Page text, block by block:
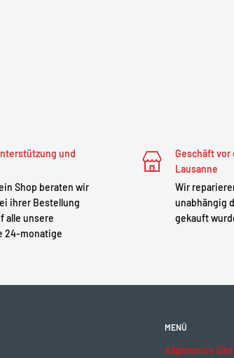
und
Shop beraten wir
ihrer Bestellung
alle unsere
24-monatige
Geschäft vor
Lausanne
Wir
unabhängig
gekauft
MENÜ
Allgemeine